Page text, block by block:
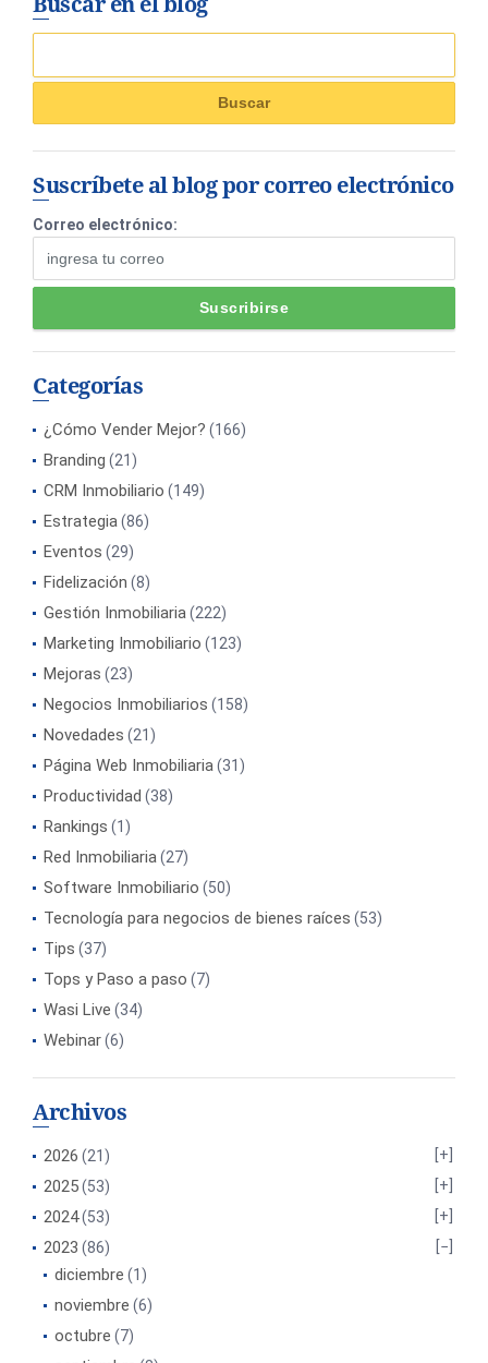
Suscríbete al blog por correo electrónico
Correo electrónico:
Categorías
¿Cómo Vender Mejor? (166)
Branding (21)
CRM Inmobiliario (149)
Estrategia(86)
Eventos (29)
Fidelización (8)
Gestión Inmobiliaria(222)
Marketing Inmobiliario (123)
Mejoras (23)
Negocios Inmobiliarios (158)
Novedades (21)
Página Web Inmobiliaria(31)
Productividad (38)
Rankings (1)
Red Inmobiliaria(27)
Software Inmobiliario (50)
Tecnología para negocios de bienes raíces (53)
Tips (37)
Tops y Paso a paso (7)
Wasi Live (34)
Webinar(6)
Archivos
2026 (21)
2025(53)
2024(53)
2023 (86)
diciembre (1)
noviembre (6)
octubre (7)